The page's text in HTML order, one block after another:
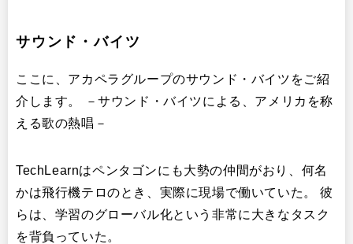
サウンド・バイツ
ここに、アカペラグループのサウンド・バイツをご紹
介します。 －サウンド・バイツによる、アメリカを称
える歌の熱唱－
TechLearnはペンタゴンにも大勢の仲間がおり、何名
かは飛行機テロのとき、実際に現場で働いていた。 彼
らは、学習のグローバル化という非常に大きなタスク
を背負っていた。